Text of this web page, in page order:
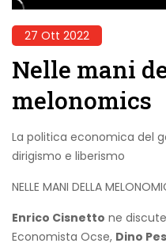
27 Ott 2022
Nelle mani
melonomics
La politica economica del
dirigismo e liberismo
NELLE MANI DELLA
Enrico Cisnetto ne
Economista Ocse, Dino